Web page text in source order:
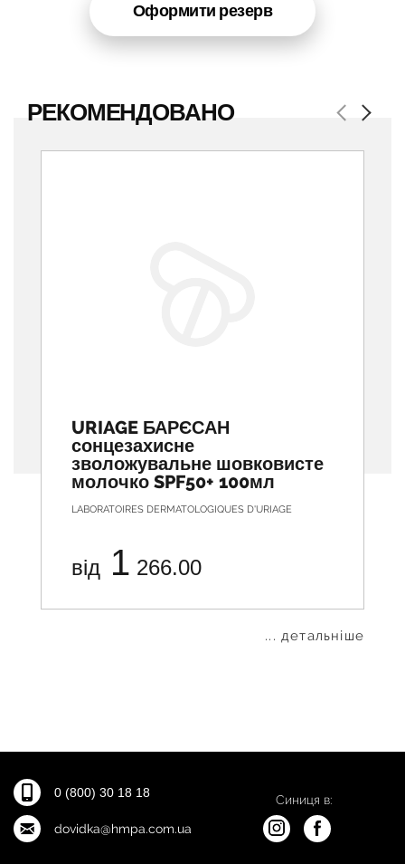
Оформити резерв
РЕКОМЕНДОВАНО Previous
URIAGE БАРЄСАН
сонцезахисне
зволожувальне шовковисте
молочко SPF50+ 100мл
LABORATOIRES DERMATOLOGIQUES D'URIAGE
від 1 266.00
... детальніше
Next
0 (800) 30 18 18
dovidka@hmpa.com.ua
Синиця в: